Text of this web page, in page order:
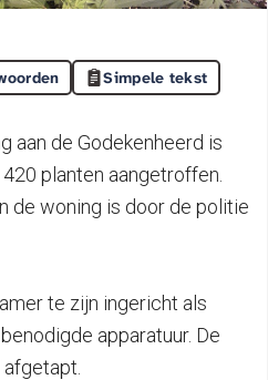
Simpele tekst
aan de Godekenheerd is
planten aangetroffen.
de woning is door de politie
te zijn ingericht als
apparatuur. De